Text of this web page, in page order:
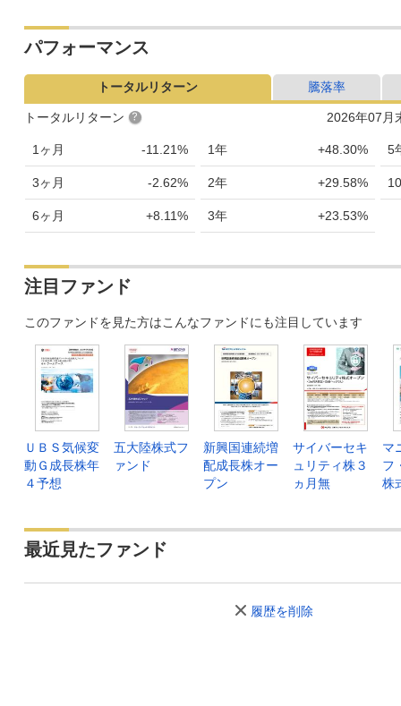
パフォーマンス
トータルリターン 騰落率
2026年07月
トータルリターン
1ヶ月 -11.21%
3ヶ月 -2.62%
6ヶ月 +8.11%
1年 +48.30%
2年 +29.58%
3年 +23.53%
5
注目ファンド
このファンドを見た方はこんなファンドにも注目しています
ＵＢＳ気候変
動Ｇ成長株年
４予想
五大陸株式フ
ァンド
新興国連続増
配成長株オー
プン
サイバーセキ
ュリティ株３
ヵ月無
マ
フ
株
最近見たファンド
履歴を削除